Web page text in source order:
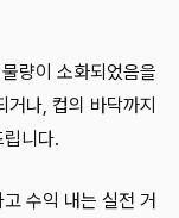
량이 소화되었음을
거나, 컵의 바닥까지
니다.
수익 내는 실전 거